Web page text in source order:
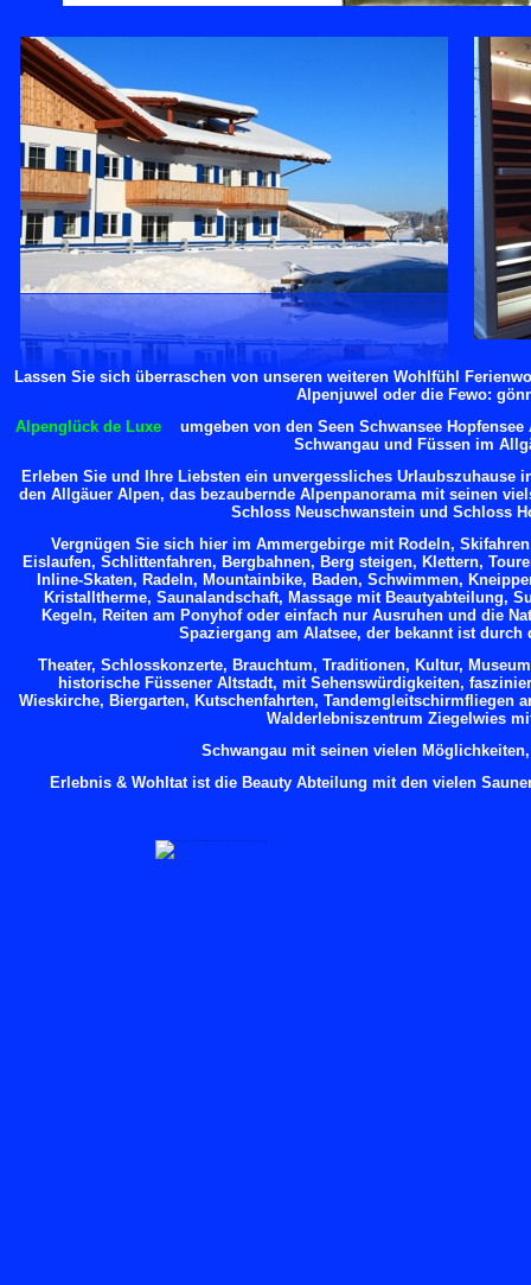
Lassen Sie sich überraschen von unseren weiteren Wohlfühl
Alpenjuwel oder die Fewo:
Alpenglück de Luxe umgeben von den Seen Schwansee
Schwangau und Füssen im
Erleben Sie und Ihre Liebsten ein unvergessliches Urlaubszuhause
den Allgäuer Alpen, das bezaubernde Alpenpanorama mit seinen
Schloss Neuschwanstein und Schloss
Vergnügen Sie sich hier im Ammergebirge mit Rodeln,
Eislaufen, Schlittenfahren, Bergbahnen, Berg steigen, Klettern,
Inline-Skaten, Radeln, Mountainbike, Baden, Schwimmen,
Kristalltherme, Saunalandschaft, Massage mit Beautyabteilung,
Kegeln, Reiten am Ponyhof oder einfach nur Ausruhen und die
Spaziergang am Alatsee, der bekannt ist
Theater, Schlosskonzerte, Brauchtum, Traditionen, Kultur,
historische Füssener Altstadt, mit Sehenswürdigkeiten,
Wieskirche, Biergarten, Kutschenfahrten, Tandemgleitschirmfliegen
Walderlebniszentrum Ziegelwies
Schwangau mit seinen vielen
Erlebnis & Wohltat ist die Beauty Abteilung mit den vielen